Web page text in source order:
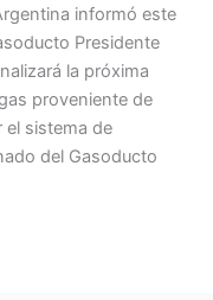
informó este
Presidente
la próxima
proveniente de
el sistema de
del Gasoducto